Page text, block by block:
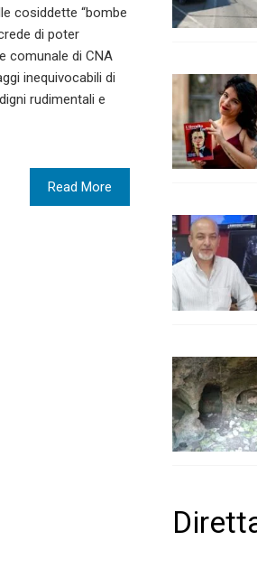
cosiddette “bombe
di poter
comunale di CNA
inequivocabili di
rudimentali e
Read More